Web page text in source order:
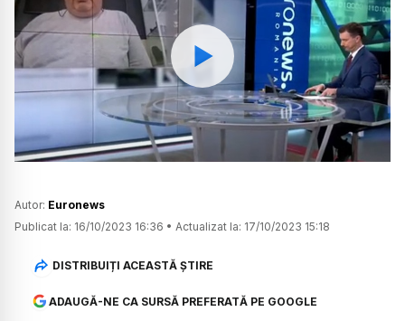
Watch
Autor: Euronews
Publicat la: 16/10/2023 16:36 • Actualizat la: 17/10/2023 15:18
DISTRIBUIȚI ACEASTĂ ȘTIRE
ADAUGĂ-NE CA SURSĂ PREFERATĂ PE GOOGLE